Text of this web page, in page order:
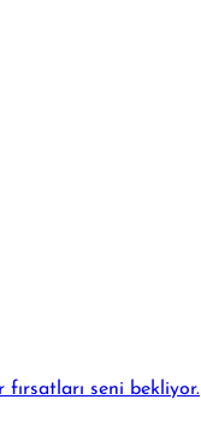
seni bekliyor.